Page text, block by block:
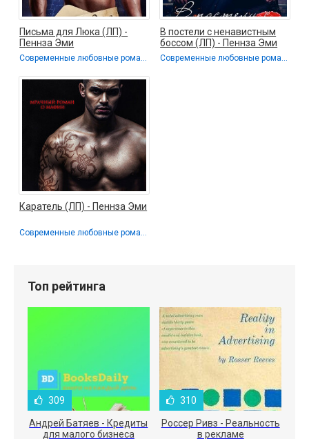
Письма для Люка (ЛП) -
Пеннза Эми
Современные любовные романы / Любовные романы
В постели с ненавистным
боссом (ЛП) - Пеннза Эми
Современные любовные романы / Любовные романы
Каратель (ЛП) - Пеннза Эми
Современные любовные романы / Любовные романы
Топ рейтинга
309
Андрей Батяев - Кредиты
для малого бизнеса
310
Россер Ривз - Реальность
в рекламе